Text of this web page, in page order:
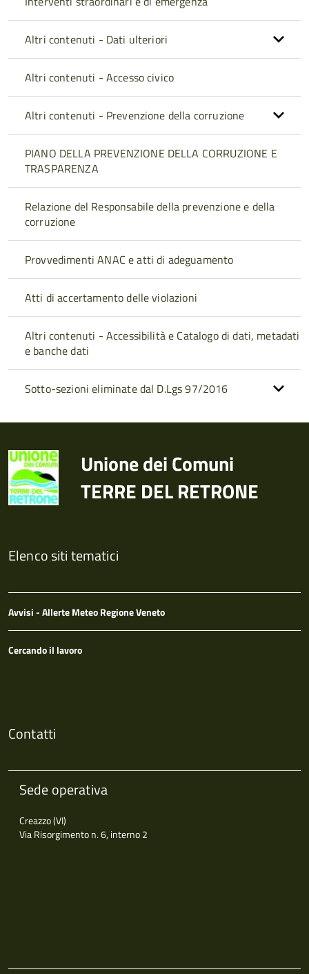
Altri contenuti - Dati ulteriori
Altri contenuti - Accesso civico
Altri contenuti - Prevenzione della corruzione
PIANO DELLA PREVENZIONE DELLA CORRUZIONE E
TRASPARENZA
Relazione del Responsabile della prevenzione e della
corruzione
Provvedimenti ANAC e atti di adeguamento
Atti di accertamento delle violazioni
Altri contenuti - Accessibilità e Catalogo di dati, metadati
e banche dati
Sotto-sezioni eliminate dal D.Lgs 97/2016
Unione dei Comuni
TERRE DEL RETRONE
Elenco siti tematici
Avvisi - Allerte Meteo Regione Veneto
Cercando il lavoro
Contatti
Sede operativa
Creazzo (VI)
Via Risorgimento n. 6, interno 2